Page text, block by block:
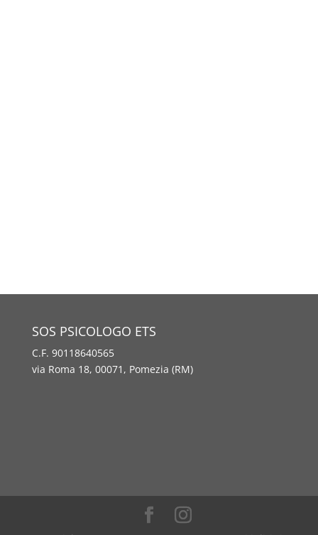
SOS PSICOLOGO ETS
C.F. 90118640565
via Roma 18, 00071, Pomezia (RM)